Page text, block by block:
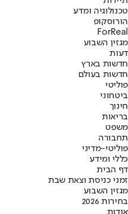
טכנולוגיה ומדע
הורוסקופ
ForReal
מגזין השבוע
דעות
חדשות בארץ
חדשות בעולם
פוליטי
ביטחוני
חינוך
בריאות
משפט
תחבורה
פוליטי-מדיני
כללי ומידע
דף הבית
זמני כניסת וצאת שבת
מגזין השבוע
בחירות 2026